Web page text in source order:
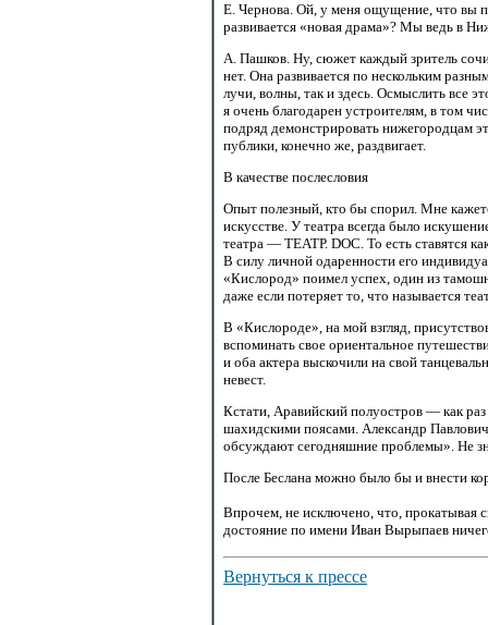
Е. Чернова. Ой, у меня ощущение, что вы
развивается «новая драма»? Мы ведь в
А. Пашков. Ну, сюжет каждый зритель
нет. Она развивается по нескольким
лучи, волны, так и здесь. Осмыслить все
я очень благодарен устроителям, в том
подряд демонстрировать нижегородцам
публики, конечно же, раздвигает.
В качестве послесловия
Опыт полезный, кто бы спорил. Мне
искусстве. У театра всегда было
театра — ТЕАТР. DOC. То есть ставятся
В силу личной одаренности его
«Кислород» поимел успех, один из
даже если потеряет то, что называется
В «Кислороде», на мой взгляд,
вспоминать свое ориентальное
и оба актера выскочили на свой
невест.
Кстати, Аравийский полуостров — как
шахидскими поясами. Александр
обсуждают сегодняшние проблемы». Не
После Беслана можно было бы и внести
Впрочем, не исключено, что, прокатывая
достояние по имени Иван Вырыпаев
Вернуться к прессе